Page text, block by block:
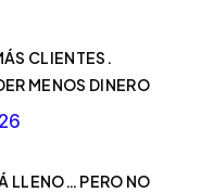
CLIENTES.
MENOS DINERO
LLENO… PERO NO